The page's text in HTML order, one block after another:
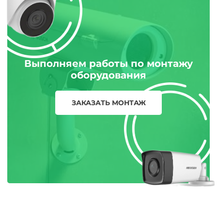
Выполняем работы по монтажу
оборудования
ЗАКАЗАТЬ МОНТАЖ